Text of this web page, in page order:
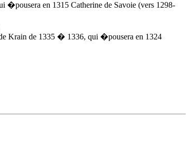
en 1315 Catherine de Savoie (vers 1298-
Krain de 1335 � 1336, qui �pousera en 1324